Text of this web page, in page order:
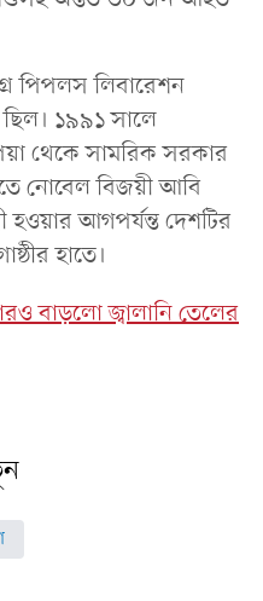
পিপলস লিবারেশন
ছিল। ১৯৯১ সালে
থেকে সামরিক সরকার
নোবেল বিজয়ী আবি
হওয়ার আগপর্যন্ত দেশটির
হাতে।
বাড়লো জ্বালানি তেলের